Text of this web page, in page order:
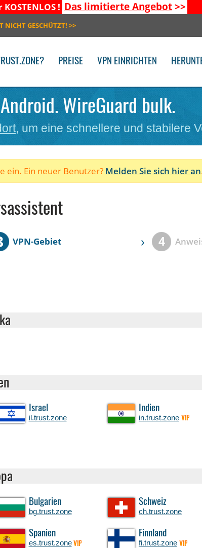
! Das limitierte Angebot>>
NICHT GESCHÜTZT! >>
PREISE VPN EINRICHTEN
WireGuard bulk.
, um eine schnellere und stabilere
ein. Ein neuer Benutzer? Melden Sie sich hier an
VPN-Gebiet › 4
Israel
il.trust.zone
Indien
in.trust.zone VIP
Bulgarien
bg.trust.zone
Schweiz
ch.trust.zone
Spanien
es.trust.zone VIP
Finnland
fi.trust.zone VIP